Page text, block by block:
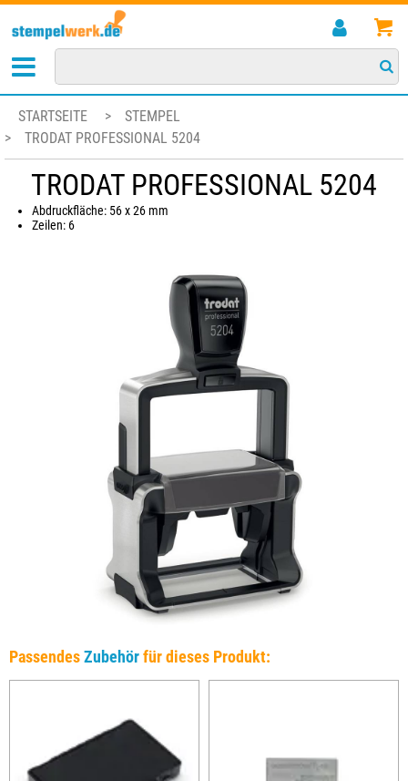
STARTSEITE >
STEMPEL
>
TRODAT PROFESSIONAL 5204
TRODAT PROFESSIONAL 5204
Abdruckfläche: 56 x 26 mm
Zeilen: 6
PassendesZubehörfür dieses Produkt: